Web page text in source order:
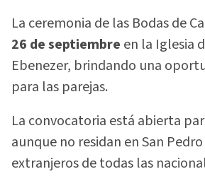
La ceremonia de las Bodas de
26 de septiembre en la Iglesia
Ebenezer, brindando una
para las parejas.
La convocatoria está abierta
aunque no residan en San
extranjeros de todas las